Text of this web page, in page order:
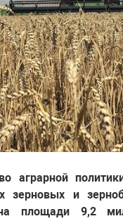
аграрной
зерновых и
площади 9,2